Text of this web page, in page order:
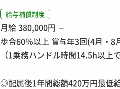
給与補償制度
月給 380,000円 ～
歩合60％以上 賞与年3回(4月・8
（1乗務ハンドル時間14.5h以上
◎配属後1年間総額420万円最低